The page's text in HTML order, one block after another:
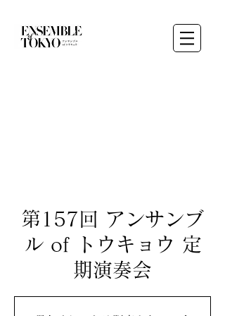
第157回 アンサンブ
ル of トウキョウ 定
期演奏会